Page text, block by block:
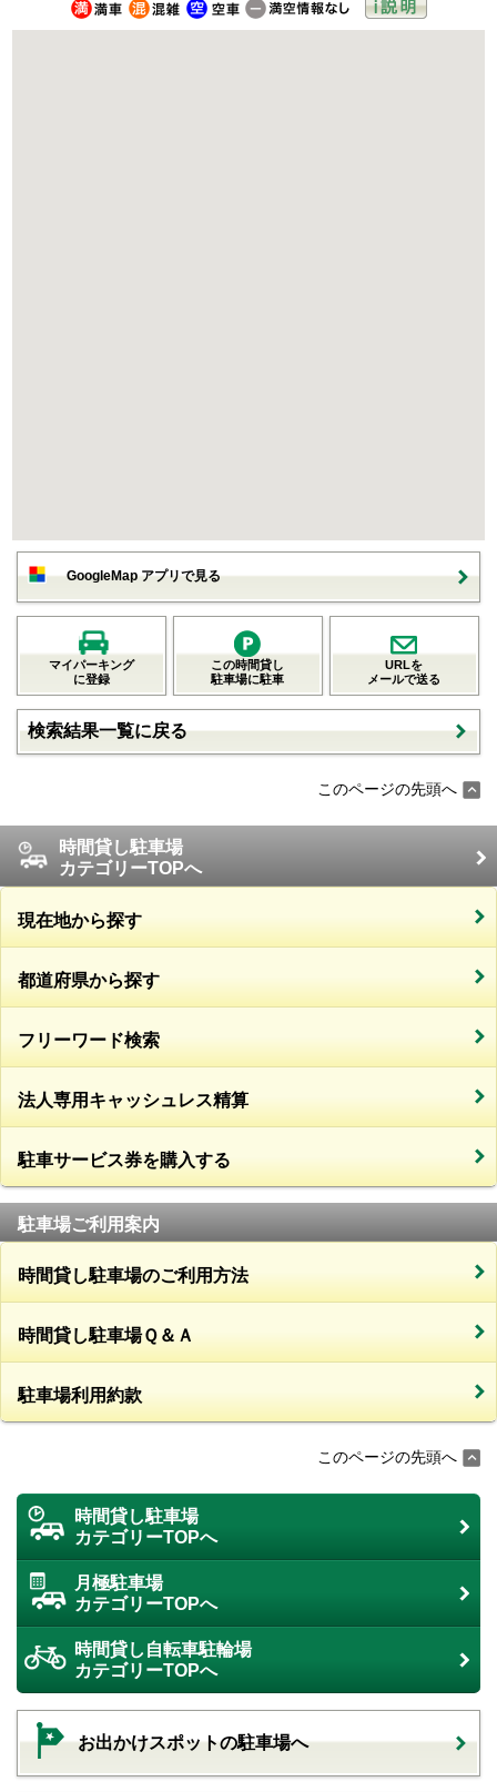
GoogleMap アプリで見る
マイパーキング
に登録
この時間貸し
駐車場に駐車
URLを
メールで送る
検索結果一覧に戻る
このページの先頭へ
時間貸し駐車場
カテゴリーTOPへ
現在地から探す
都道府県から探す
フリーワード検索
法人専用キャッシュレス精算
駐車サービス券を購入する
駐車場ご利用案内
時間貸し駐車場のご利用方法
時間貸し駐車場Ｑ＆Ａ
駐車場利用約款
このページの先頭へ
時間貸し駐車場
カテゴリーTOPへ
月極駐車場
カテゴリーTOPへ
時間貸し自転車駐輪場
カテゴリーTOPへ
お出かけスポットの駐車場へ